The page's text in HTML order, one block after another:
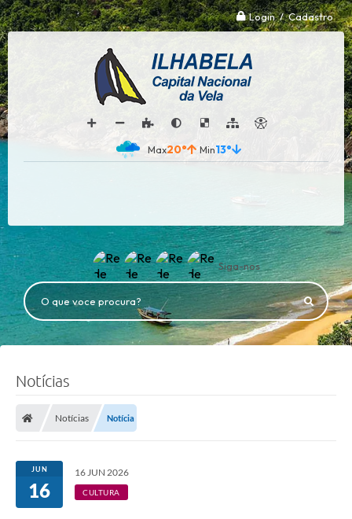
Login / Cadastro
20° 13°
Siga-nos
O que voce procura?
Notícias
Notícias Notícia
JUN
16
16 JUN 2026
CULTURA